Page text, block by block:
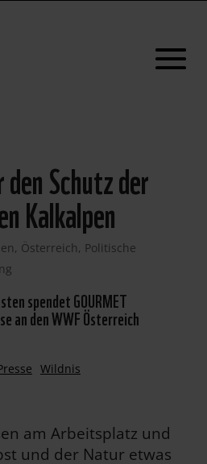
Schutz der
Kalkalpen
, Österreich, Politische
spendet GOURMET
an den WWF Österreich
Wildnis
am Arbeitsplatz und
und der Natur etwas